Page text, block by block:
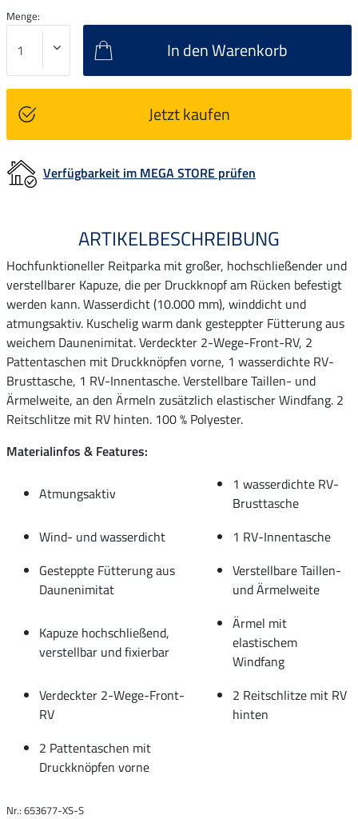
Menge:
In den Warenkorb
Jetzt kaufen
Verfügbarkeit im MEGA STORE prüfen
ARTIKELBESCHREIBUNG
Hochfunktioneller Reitparka mit großer, hochschließender und
verstellbarer Kapuze, die per Druckknopf am Rücken befestigt
werden kann. Wasserdicht (10.000 mm), winddicht und
atmungsaktiv. Kuschelig warm dank gesteppter Fütterung aus
weichem Daunenimitat. Verdeckter 2-Wege-Front-RV, 2
Pattentaschen mit Druckknöpfen vorne, 1 wasserdichte RV-
Brusttasche, 1 RV-Innentasche. Verstellbare Taillen- und
Ärmelweite, an den Ärmeln zusätzlich elastischer Windfang. 2
Reitschlitze mit RV hinten. 100 % Polyester.
Materialinfos & Features:
Atmungsaktiv
1 wasserdichte RV-
Brusttasche
Wind- und wasserdicht
1 RV-Innentasche
Gesteppte Fütterung aus
Daunenimitat
Verstellbare Taillen-
und Ärmelweite
Kapuze hochschließend,
verstellbar und fixierbar
Ärmel mit
elastischem
Windfang
Verdeckter 2-Wege-Front-
RV
2 Reitschlitze mit RV
hinten
2 Pattentaschen mit
Druckknöpfen vorne
Nr.: 653677-XS-S